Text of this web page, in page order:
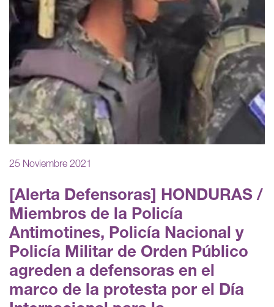
25 Noviembre 2021
[Alerta Defensoras] HONDURAS /
Miembros de la Policía
Antimotines, Policía Nacional y
Policía Militar de Orden Público
agreden a defensoras en el
marco de la protesta por el Día